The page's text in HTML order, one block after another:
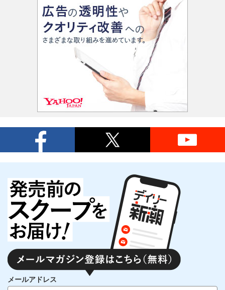
メールアドレス